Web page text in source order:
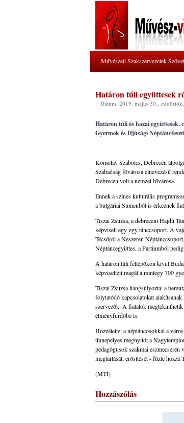
Művészeti Szakszervezetek
Határon túli együttesek
Dátum: 2019. május 30.,
Határon túli és hazai együttesek,
Gyermek és Ifjúsági
Komolay Szabolcs, Debrecen
Szabadság fővárosa elnevezésű
Debrecen volt a nemzet fővárosa.
Ennek a színes kulturális
a bulgáriai Sumenből is érkeznek
Tiszai Zsuzsa, a debreceni Hajdú
képviseli egy-egy tánccsoport. A
Técsőről a Neszeren
Néptáncegyüttes, a Partiumból
A határon túli fellépőkön kívül
képviselteti magát a mintegy 700
Tiszai Zsuzsa hangsúlyozta: a
folytatódó kapcsolatokat
szervezők. A fiatalok
élményfürdőbe is.
Hozzátette: a néptáncosokkal a
ünnepélyes megnyitót a
pedagógusok szakmai
megtartását, erősítését - fűzte hozzá
(MTI)
Hozzászólás